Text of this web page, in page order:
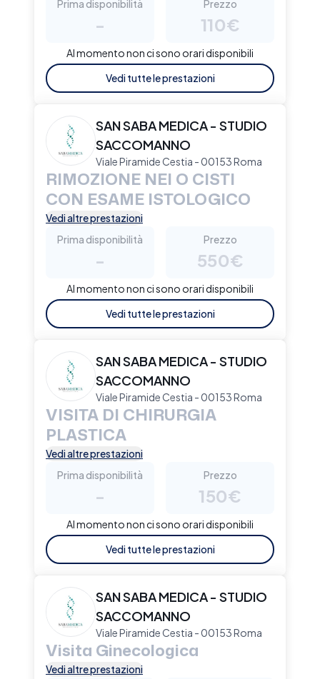
Prima disponibilità
-
Prezzo
110€
Al momento non ci sono orari disponibili
Vedi tutte le prestazioni
SAN SABA MEDICA - STUDIO
SACCOMANNO
Viale Piramide Cestia - 00153 Roma
RIMOZIONE NEI O CISTI
CON ESAME ISTOLOGICO
Vedi altre prestazioni
Prima disponibilità
-
Prezzo
550€
Al momento non ci sono orari disponibili
Vedi tutte le prestazioni
SAN SABA MEDICA - STUDIO
SACCOMANNO
Viale Piramide Cestia - 00153 Roma
VISITA DI CHIRURGIA
PLASTICA
Vedi altre prestazioni
Prima disponibilità
-
Prezzo
150€
Al momento non ci sono orari disponibili
Vedi tutte le prestazioni
SAN SABA MEDICA - STUDIO
SACCOMANNO
Viale Piramide Cestia - 00153 Roma
Visita Ginecologica
Vedi altre prestazioni